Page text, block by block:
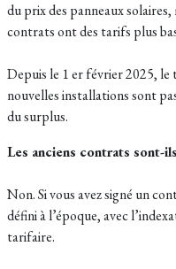
du prix des panneaux
contrats ont des tarifs plus
Depuis le 1 er février 2025,
nouvelles installations sont
du surplus.
Les anciens contrats sont-
Non. Si vous avez signé un
défini à l’époque, avec
tarifaire.